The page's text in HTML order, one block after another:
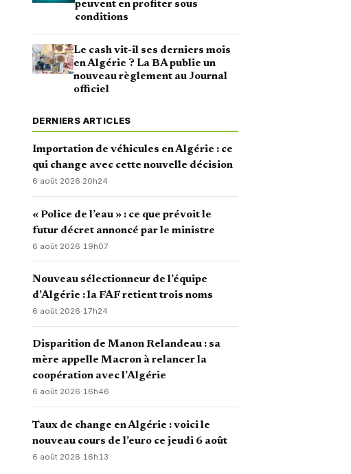
peuvent en profiter sous
conditions
Le cash vit-il ses derniers mois
en Algérie ? La BA publie un
nouveau règlement au Journal
officiel
DERNIERS ARTICLES
Importation de véhicules en Algérie : ce
qui change avec cette nouvelle décision
6 août 2026·20h24
« Police de l’eau » : ce que prévoit le
futur décret annoncé par le ministre
6 août 2026· 19h07
Nouveau sélectionneur de l’équipe
d’Algérie : la FAF retient trois noms
6 août 2026·17h24
Disparition de Manon Relandeau : sa
mère appelle Macron à relancer la
coopération avec l’Algérie
6 août 2026·16h46
Taux de change en Algérie : voici le
nouveau cours de l’euro ce jeudi 6 août
6 août 2026· 16h13